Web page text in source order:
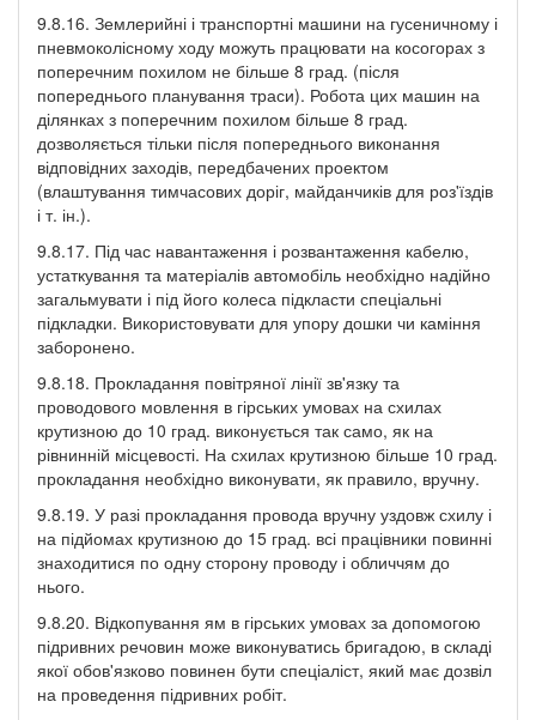
9.8.16. Землерийні і транспортні машини на гусеничному і
пневмоколісному ходу можуть працювати на косогорах з
поперечним похилом не більше 8 град. (після
попереднього планування траси). Робота цих машин на
ділянках з поперечним похилом більше 8 град.
дозволяється тільки після попереднього виконання
відповідних заходів, передбачених проектом
(влаштування тимчасових доріг, майданчиків для роз'їздів
і т. ін.).
9.8.17. Під час навантаження і розвантаження кабелю,
устаткування та матеріалів автомобіль необхідно надійно
загальмувати і під його колеса підкласти спеціальні
підкладки. Використовувати для упору дошки чи каміння
заборонено.
9.8.18. Прокладання повітряної лінії зв'язку та
проводового мовлення в гірських умовах на схилах
крутизною до 10 град. виконується так само, як на
рівнинній місцевості. На схилах крутизною більше 10 град.
прокладання необхідно виконувати, як правило, вручну.
9.8.19. У разі прокладання провода вручну уздовж схилу і
на підйомах крутизною до 15 град. всі працівники повинні
знаходитися по одну сторону проводу і обличчям до
нього.
9.8.20. Відкопування ям в гірських умовах за допомогою
підривних речовин може виконуватись бригадою, в складі
якої обов'язково повинен бути спеціаліст, який має дозвіл
на проведення підривних робіт.